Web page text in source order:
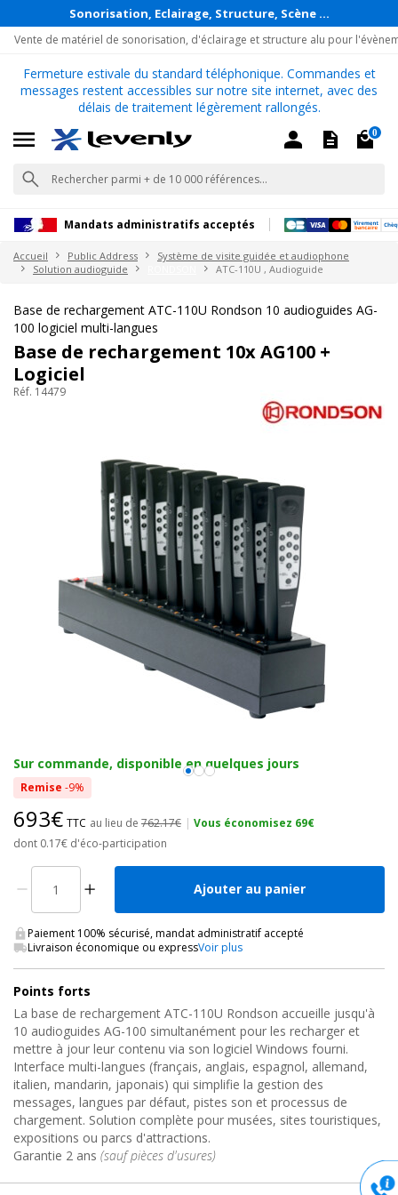
Sonorisation, Eclairage, Structure, Scène ...
Vente de matériel de sonorisation, d'éclairage et structure alu pour
Fermeture estivale du standard téléphonique. Commandes et
messages restent accessibles sur notre site internet, avec des
délais de traitement légèrement rallongés.
0
Mandats administratifs acceptés
Accueil Public Address
Système de visite guidée et audiophone
Solution audioguide
ATC-110U , Audioguide
Base de rechargement ATC-110U Rondson 10 audioguides AG-
100 logiciel multi-langues
Base de rechargement 10x AG100 +
Logiciel
Réf. 14479
Sur commande, disponible en quelques jours
Remise -9%
693€ TTC au lieu de 762.17€ | Vous économisez 69€
dont 0.17€ d'éco-participation
Ajouter au panier
Paiement 100% sécurisé, mandat administratif accepté
Livraison économique ou expressVoir plus
Points forts
La base de rechargement ATC-110U Rondson accueille jusqu'à
10 audioguides AG-100 simultanément pour les recharger et
mettre à jour leur contenu via son logiciel Windows fourni.
Interface multi-langues (français, anglais, espagnol, allemand,
italien, mandarin, japonais) qui simplifie la gestion des
messages, langues par défaut, pistes son et processus de
chargement. Solution complète pour musées, sites touristiques,
expositions ou parcs d'attractions.
Garantie 2 ans (sauf pièces d'usures)